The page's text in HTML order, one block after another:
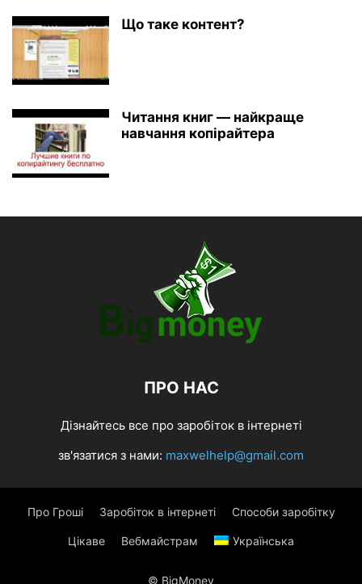
Що таке контент?
Читання книг — найкраще
навчання копірайтера
ПРО НАС
Дізнайтесь все про заробіток в інтернеті
зв'язатися з нами: maxwelhelp@gmail.com
Про Гроші Заробіток в інтернеті Способи заробітку
Цікаве Вебмайстрам Українська
© BigMoney